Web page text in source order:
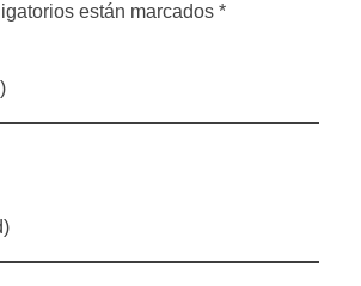
están marcados *